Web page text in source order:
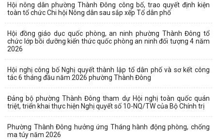
Hội nông dân phường Thành Đông công bố, trao quyết định kiện
toàn tổ chức Chi hội Nông dân sau sắp xếp Tổ dân phố
Hội đồng giáo dục quốc phòng, an ninh phường Thành Đông tổ
chức lớp bồi dưỡng kiến thức quốc phòng an ninh đối tượng 4 năm
2026
Hội nghị công bố Nghị quyết thành lập tổ dân phố và sơ kết công
tác 6 tháng đầu năm 2026 phường Thành Đông
Đảng bộ phường Thành Đông tham dự Hội nghị toàn quốc quán
triệt, triển khai thực hiện Nghị quyết số 10-NQ/TW của Bộ Chính trị
Phường Thành Đông hưởng ứng Tháng hành động phòng, chống
ma túy năm 2026